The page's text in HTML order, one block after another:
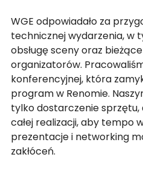
WGE odpowiadało za
technicznej wydarzenia, w
obsługę sceny oraz
organizatorów.
konferencyjnej, która
program w Renomie.
tylko dostarczenie sprzętu,
całej realizacji, aby tempo
prezentacje i networking
zakłóceń.